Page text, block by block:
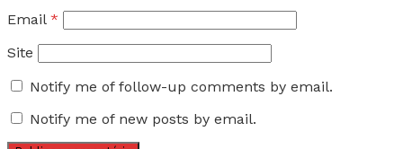
Email *
Site
Notify me of follow-up comments by email.
Notify me of new posts by email.